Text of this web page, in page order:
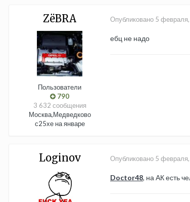
ZёBRA
Пользователи
790
3 632 сообщения
Москва,Медведково
с25хе на январе
Опубликовано 5
ебц не надо
Loginov Опубликовано 5
Doctor48, на АК есть